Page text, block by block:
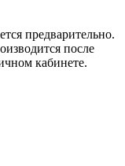
предварительно.
после
кабинете.